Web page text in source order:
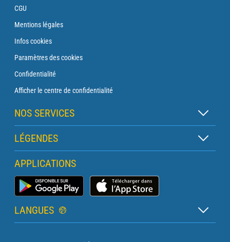
CGU
Mentions légales
Infos cookies
Paramètres des cookies
Confidentialité
Afficher le centre de confidentialité
NOS SERVICES
Abonnement Zen
Abonnement Balise
Abonnement Traversée
Abonnement Phare
LÉGENDES
Légende des cartes
Légende des pictogrammes
Glossaire
APPLICATIONS
Application Météo Marine
LANGUES